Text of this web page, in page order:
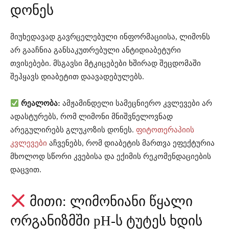
დონეს
მიუხედავად გავრცელებული ინფორმაციისა, ლიმონს
არ გააჩნია განსაკუთრებული ანტიდიაბეტური
თვისებები. მსგავსი მტკიცებები ხშირად შეცდომაში
შეჰყავს დიაბეტით დაავადებულებს.
რეალობა: ამჟამინდელი სამეცნიერო კვლევები არ
ადასტურებს, რომ ლიმონი მნიშვნელოვნად
არეგულირებს გლუკოზის დონეს. ფიტოთერაპიის
კვლევები აჩვენებს, რომ დიაბეტის მართვა ეფექტურია
მხოლოდ სწორი კვებისა და ექიმის რეკომენდაციების
დაცვით.
მითი: ლიმონიანი წყალი
ორგანიზმში pH-ს ტუტეს ხდის